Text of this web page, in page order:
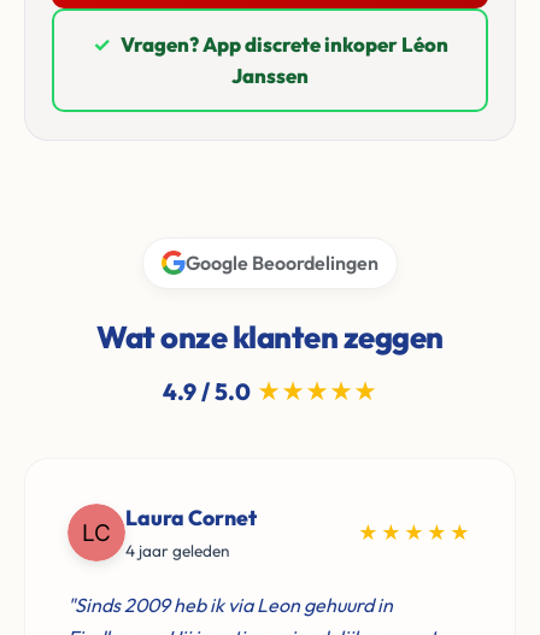
✓ Vragen? App discrete inkoper Léon
Janssen
Google Beoordelingen
Wat onze klanten zeggen
4.9 / 5.0 ★★★★★
Laura Cornet
4 jaar geleden
★★★★★
"Sinds 2009 heb ik via Leon gehuurd in